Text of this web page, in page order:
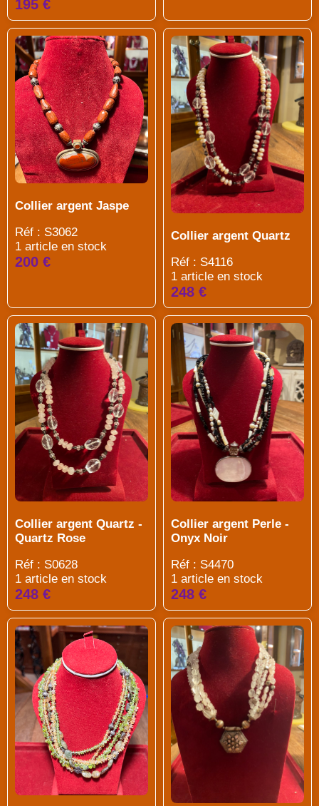
195 €
Collier argent Jaspe
Réf : S3062
1 article en stock
200 €
Collier argent Quartz
Réf : S4116
1 article en stock
248 €
Collier argent Quartz -
Quartz Rose
Réf : S0628
1 article en stock
248 €
Collier argent Perle -
Onyx Noir
Réf : S4470
1 article en stock
248 €